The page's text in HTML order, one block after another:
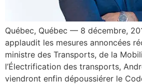
Québec, Québec — 8 décembre,
applaudit les mesures annoncées
ministre des Transports, de la
l’Électrification des transports,
viendront enfin dépoussiérer le